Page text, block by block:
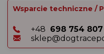
Wsparcie techniczne /
+48 698 754 807